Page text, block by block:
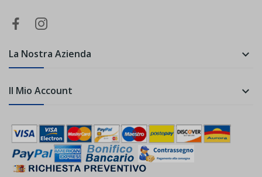
La Nostra Azienda 
Il Mio Account 